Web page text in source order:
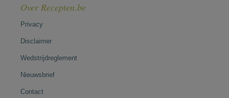
Over Recepten.be
Privacy
Disclaimer
Wedstrijdreglement
Nieuwsbrief
Contact